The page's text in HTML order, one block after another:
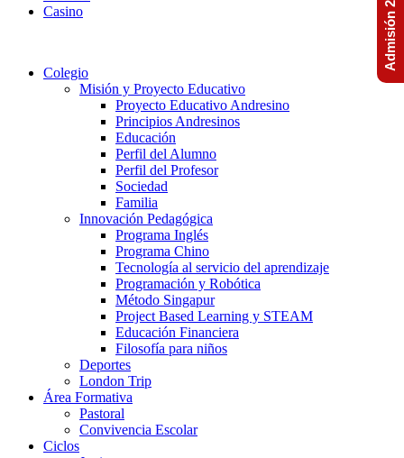
Casino
Colegio
Misión y Proyecto Educativo
Proyecto Educativo Andresino
Principios Andresinos
Educación
Perfil del Alumno
Perfil del Profesor
Sociedad
Familia
Innovación Pedagógica
Programa Inglés
Programa Chino
Tecnología al servicio del aprendizaje
Programación y Robótica
Método Singapur
Project Based Learning y STEAM
Educación Financiera
Filosofía para niños
Deportes
London Trip
Área Formativa
Pastoral
Convivencia Escolar
Ciclos
Admisión 2026